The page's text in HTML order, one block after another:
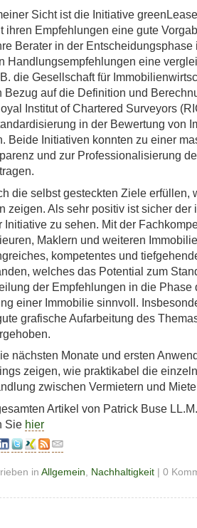
Sicht ist die Initiative
ihren Empfehlungen eine gute
Berater in der Entscheidungsphase
Handlungsempfehlungen eine
die Gesellschaft für
Bezug auf die Definition und
Institut of Chartered Surveyors
in der Bewertung von
Beide Initiativen konnten zu einer
und zur Professionalisierung
die selbst gesteckten Ziele erfüllen,
zeigen. Als sehr positiv ist sicher der
Initiative zu sehen. Mit der
Maklern und weiteren
kompetentes und
welches das Potential zum
der Empfehlungen in die Phase
einer Immobilie sinnvoll.
grafische Aufarbeitung des
nächsten Monate und ersten
zeigen, wie praktikabel die
zwischen Vermietern und
Artikel von Patrick Buse
Sie hier
in Allgemein, Nachhaltigkeit | 0